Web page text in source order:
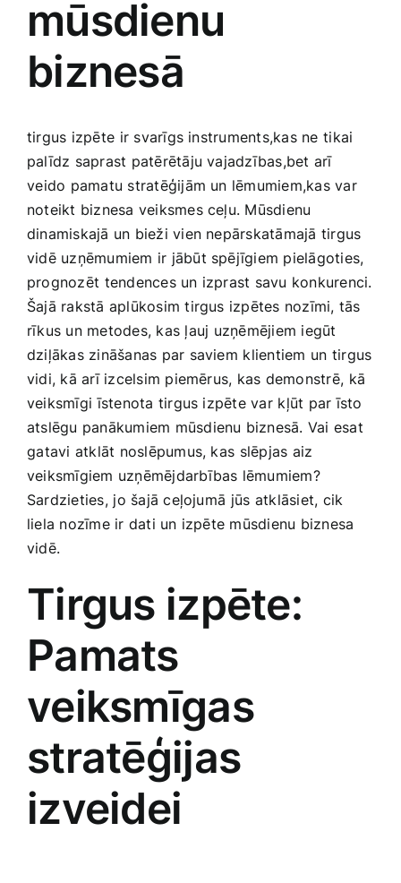
Medicīnas preces
Mobilie telefoni, planšetdatori
Pārtikas preces
Preces birojam
Preces pieaugušajiem
Rotaļlietas, bērnu preces
Smaržas, kosmētika
Sports, tūrisms un atpūta
TV un Sadzīves tehnika
Zoo preces
mūsdienu
biznesā
tirgus​ izpēte⁤ ir‍ svarīgs instruments,kas ne ⁤tikai
palīdz ‍saprast patērētāju vajadzības,bet ​arī
⁤veido pamatu stratēģijām un lēmumiem,kas var
noteikt ‌biznesa veiksmes​ ceļu. Mūsdienu
dinamiskajā un bieži vien ‍nepārskatāmajā tirgus
vidē uzņēmumiem ‌ir ‍jābūt spējīgiem pielāgoties,
prognozēt ⁤tendences un izprast savu konkurenci.
Šajā rakstā aplūkosim tirgus izpētes ‌nozīmi, tās
rīkus‍ un metodes, kas ļauj ⁢uzņēmējiem‌ iegūt
dziļākas zināšanas par saviem⁢ klientiem un⁣ tirgus
vidi, kā arī ​izcelsim piemērus, kas demonstrē,⁤ kā
veiksmīgi⁤ īstenota tirgus izpēte var⁢ kļūt par īsto
atslēgu panākumiem mūsdienu biznesā. ‍Vai esat
⁣gatavi ‌atklāt noslēpumus,​ kas⁣ slēpjas aiz ​
veiksmīgiem uzņēmējdarbības lēmumiem?‌
Sardzieties, ⁤jo šajā ceļojumā⁣ jūs⁢ atklāsiet, cik
liela nozīme ir dati un izpēte mūsdienu ‌biznesa
vidē.
Tirgus izpēte:
Pamats
veiksmīgas⁤
stratēģijas
izveidei